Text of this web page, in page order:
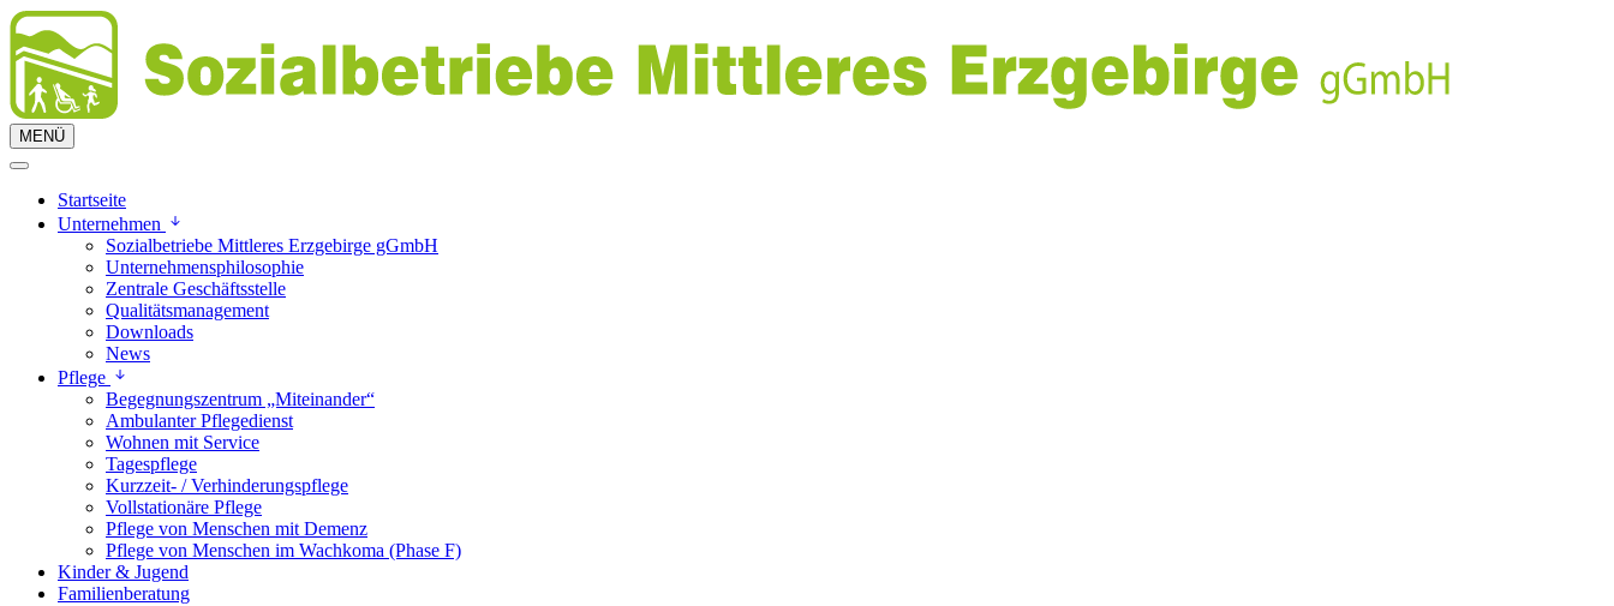
MENÜ
Startseite
Unternehmen
Sozialbetriebe Mittleres Erzgebirge gGmbH
Unternehmensphilosophie
Zentrale Geschäftsstelle
Qualitätsmanagement
Downloads
News
Pflege
Begegnungszentrum „Miteinander“
Ambulanter Pflegedienst
Wohnen mit Service
Tagespflege
Kurzzeit- / Verhinderungspflege
Vollstationäre Pflege
Pflege von Menschen mit Demenz
Pflege von Menschen im Wachkoma (Phase F)
Kinder & Jugend
Familienberatung